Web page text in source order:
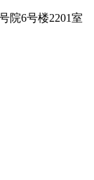
院6号楼2201室